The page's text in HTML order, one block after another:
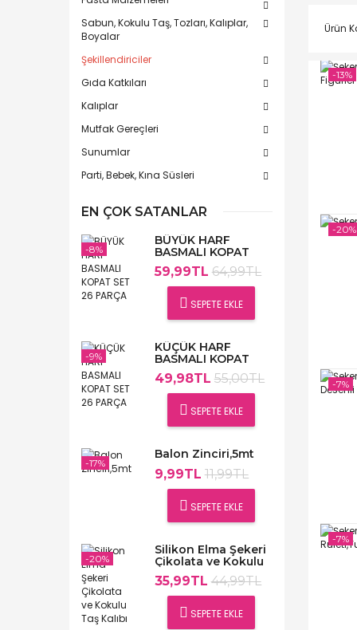
Sabun, Kokulu Taş, Tozları, Kalıplar,
Boyalar
Şekillendiriciler
Gıda Katkıları
Kalıplar
Mutfak Gereçleri
Sunumlar
Parti, Bebek, Kına Süsleri
EN ÇOK SATANLAR
-8%
BÜYÜK HARF
BASMALI KOPAT
SET 26 PARÇA
59,99TL 64,99TL
SEPETE EKLE
-9%
KÜÇÜK HARF
BASMALI KOPAT
SET 26 PARÇA
49,98TL 55,00TL
SEPETE EKLE
-17%
Balon Zinciri,5mt
9,99TL 11,99TL
SEPETE EKLE
-20%
Silikon Elma Şekeri
Çikolata ve Kokulu
Taş Kalıbı
35,99TL 44,99TL
SEPETE EKLE
Ürün
-13%
-20%
-7%
-7%